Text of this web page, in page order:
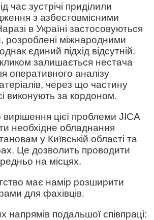
час зустрічі приділили
з азбестовмісними
в Україні застосовуються
розроблені міжнародними
єдиний підхід відсутній.
залишається нестача
оперативного аналізу
через що частину
виконують за кордоном.
вирішення цієї проблеми JICA
необхідне обладнання
у Київській області та
Це дозволить проводити
на місцях.
має намір розширити
для фахівців.
напрямів подальшої співпраці: